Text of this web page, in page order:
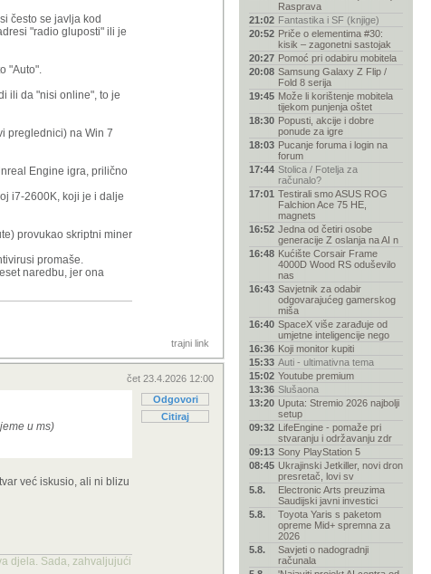
često se javlja kod
"radio gluposti" ili je
"Auto".
ili da "nisi online", to je
preglednici) na Win 7
Engine igra, prilično
i7-2600K, koji je i dalje
provukao skriptni miner
promaše.
naredbu, jer ona
trajni link
čet 23.4.2026 12:00
Odgovori
Citiraj
u ms)
već iskusio, ali ni blizu
djela. Sada, zahvaljujući
Rasprava
21:02 Fantastika i SF (knjige)
20:52 Priče o elementima #30:
kisik – zagonetni sastojak
20:27 Pomoć pri odabiru mobitela
20:08 Samsung Galaxy Z Flip /
Fold 8 serija
19:45 Može li korištenje mobitela
tijekom punjenja oštet
18:30 Popusti, akcije i dobre
ponude za igre
18:03 Pucanje foruma i login na
forum
17:44 Stolica / Fotelja za
računalo?
17:01 Testirali smo ASUS ROG
Falchion Ace 75 HE,
magnets
16:52 Jedna od četiri osobe
generacije Z oslanja na AI n
16:48 Kućište Corsair Frame
4000D Wood RS oduševilo
nas
16:43 Savjetnik za odabir
odgovarajućeg gamerskog
miša
16:40 SpaceX više zarađuje od
umjetne inteligencije nego
16:36 Koji monitor kupiti
15:33 Auti - ultimativna tema
15:02 Youtube premium
13:36 Slušaona
13:20 Uputa: Stremio 2026 najbolji
setup
09:32 LifeEngine - pomaže pri
stvaranju i održavanju zdr
09:13 Sony PlayStation 5
08:45 Ukrajinski Jetkiller, novi dron
presretač, lovi sv
5.8.
Electronic Arts preuzima
Saudijski javni investici
5.8.
Toyota Yaris s paketom
opreme Mid+ spremna za
2026
5.8.
Savjeti o nadogradnji
računala